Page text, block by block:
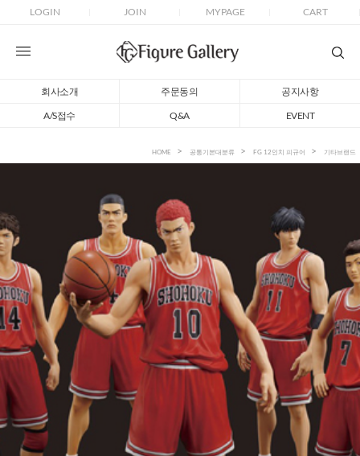
LOGIN JOIN MYPAGE CART
회사소개 주문동의
공지사항
A/S접수
Q&A EVENT
HOME 공통기본대분류 FG 12인치 피규어 기타브랜드